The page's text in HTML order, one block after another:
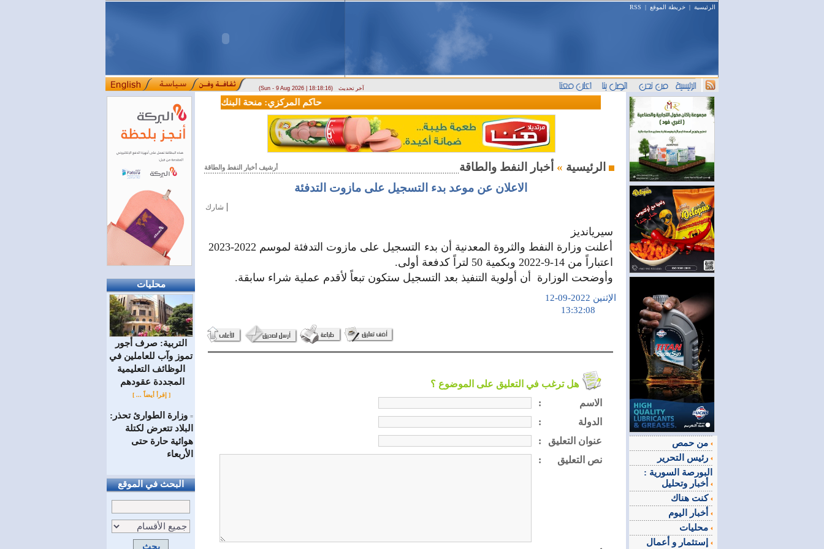
الرئيسية | خريطة الموقع |
RSS
(Sun - 9 Aug 2026 | 18:18:16) آخر تحديث
محليات
التربية: صرف أجور
تموز وآب للعاملين في
الوظائف ‏التعليمية
المجددة عقودهم ‏
[ إقرأ أيضاً ... ]
= وزارة الطوارئ تحذر:
البلاد تتعرض لكتلة
هوائية حارة حتى
الأربعاء
البحث في الموقع
حاكم المركزي: منحة البنك الدولي لسورية خطوة أساسية نحو بناء قطاع مالي حديث
أرشيف أخبار النفط والطاقة الرئيسية »
الاعلان عن موعد بدء التسجيل على مازوت التدفئة
شارك |
سيريانديز
أعلنت وزارة النفط والثروة المعدنية أن بدء التسجيل على مازوت التدفئة لموسم 2022-2023
اعتباراً من 14-9-2022 وبكمية 50 لتراً كدفعة أولى.
وأوضحت الوزارة أن أولوية التنفيذ بعد التسجيل ستكون تبعاً لأقدم عملية شراء سابقة.
الإثنين 2022-09-12
هل ترغب في التعليق على الموضوع ؟
:
الاسم
:
الدولة
:
عنوان التعليق
:
نص التعليق
البورصة السورية :
كنت هناك